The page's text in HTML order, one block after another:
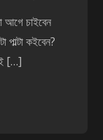
আগে চাইবেন
পাল্টা কইবেন?
[…]